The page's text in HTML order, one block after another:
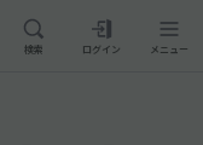
検索 ログイン メニュー